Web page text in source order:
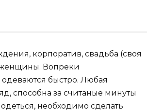
корпоратив, свадьба (своя
женщины. Вопреки
быстро. Любая
способна за считаные минуты
необходимо сделать